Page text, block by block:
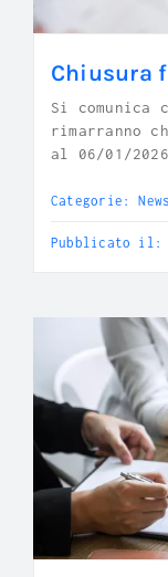
Chiusura
Si comunica
rimarranno
al 06/01/
Categorie: News
Pubblicato il: